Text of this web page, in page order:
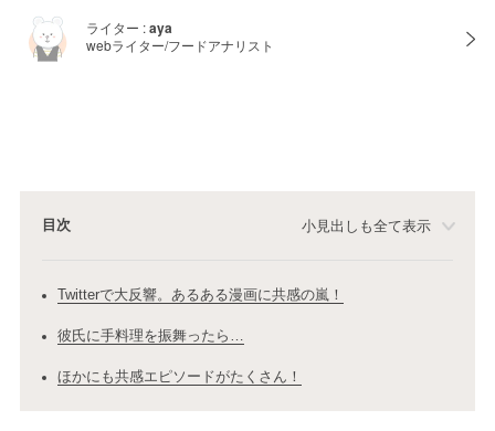
ライター :aya
webライター/フードアナリスト
目次 小見出しも全て表示
Twitterで大反響。あるある漫画に共感の嵐！
彼氏に手料理を振舞ったら…
ほかにも共感エピソードがたくさん！